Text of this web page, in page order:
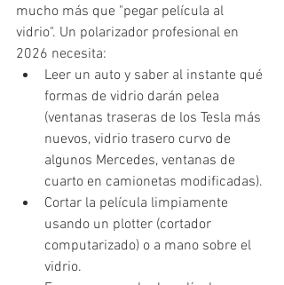
mucho más que "pegar película al
vidrio". Un polarizador profesional en
2026 necesita:
Leer un auto y saber al instante qué
formas de vidrio darán pelea
(ventanas traseras de los Tesla más
nuevos, vidrio trasero curvo de
algunos Mercedes, ventanas de
cuarto en camionetas modificadas).
Cortar la película limpiamente
usando un plotter (cortador
computarizado) o a mano sobre el
vidrio.